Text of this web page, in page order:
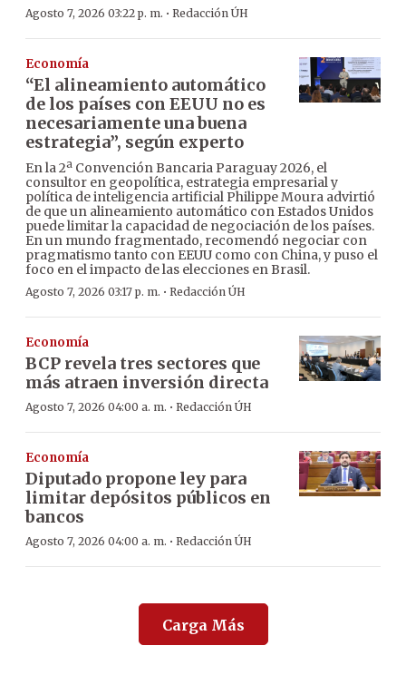
Agosto 7, 2026 03:22 p. m. · Redacción ÚH
Economía
“El alineamiento automático
de los países con EEUU no es
necesariamente una buena
estrategia”, según experto
En la 2ª Convención Bancaria Paraguay 2026, el
consultor en geopolítica, estrategia empresarial y
política de inteligencia artificial Philippe Moura advirtió
de que un alineamiento automático con Estados Unidos
puede limitar la capacidad de negociación de los países.
En un mundo fragmentado, recomendó negociar con
pragmatismo tanto con EEUU como con China, y puso el
foco en el impacto de las elecciones en Brasil.
Agosto 7, 2026 03:17 p. m. · Redacción ÚH
Economía
BCP revela tres sectores que
más atraen inversión directa
Agosto 7, 2026 04:00 a. m. · Redacción ÚH
Economía
Diputado propone ley para
limitar depósitos públicos en
bancos
Agosto 7, 2026 04:00 a. m. · Redacción ÚH
Carga Más